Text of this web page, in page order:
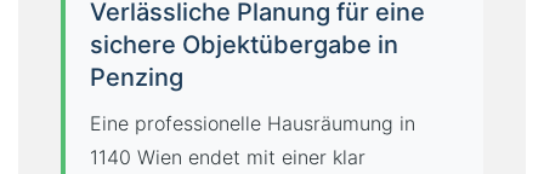
Verlässliche Planung für eine
sichere Objektübergabe in
Penzing
Eine professionelle Hausräumung in
1140 Wien endet mit einer klar